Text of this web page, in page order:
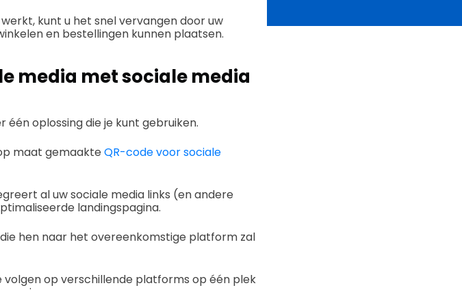
kunt u het snel vervangen door uw
en bestellingen kunnen plaatsen.
media met sociale media
één oplossing die je kunt gebruiken.
maat gemaakte QR-code voor sociale
al uw sociale media links (en andere
landingspagina.
hen naar het overeenkomstige platform zal
op verschillende platforms op één plek